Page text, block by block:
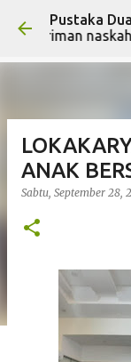
Pustaka
kiriman naskah
ANAK
Sabtu, September 28,